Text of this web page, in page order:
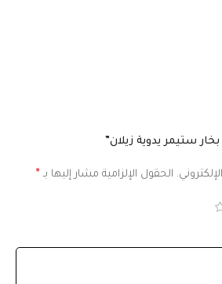
ستيمر يدوية زيلان”
الحقول الإلزامية مشار إليها بـ *